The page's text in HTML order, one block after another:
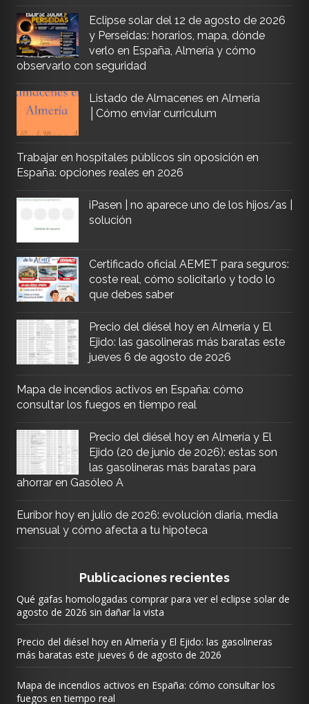
Eclipse solar del 12 de agosto de 2026
y Perseidas: horarios, mapa, dónde
verlo en España, Almería y cómo
observarlo con seguridad
Listado de Almacenes en Almería
│Cómo enviar curriculum
Trabajar en hospitales públicos sin oposición en
España: opciones reales en 2026
iPasen | no aparece uno de los hijos/as |
solución
Certificado oficial AEMET para seguros:
coste real, cómo solicitarlo y todo lo
que debes saber
Precio del diésel hoy en Almería y El
Ejido: las gasolineras más baratas este
jueves 6 de agosto de 2026
Mapa de incendios activos en España: cómo
consultar los fuegos en tiempo real
Precio del diésel hoy en Almería y El
Ejido (20 de junio de 2026): estas son
las gasolineras más baratas para
ahorrar en Gasóleo A
Euríbor hoy en julio de 2026: evolución diaria, media
mensual y cómo afecta a tu hipoteca
Publicaciones recientes
Qué gafas homologadas comprar para ver el eclipse solar de
agosto de 2026 sin dañar la vista
Precio del diésel hoy en Almería y El Ejido: las gasolineras
más baratas este jueves 6 de agosto de 2026
Mapa de incendios activos en España: cómo consultar los
fuegos en tiempo real